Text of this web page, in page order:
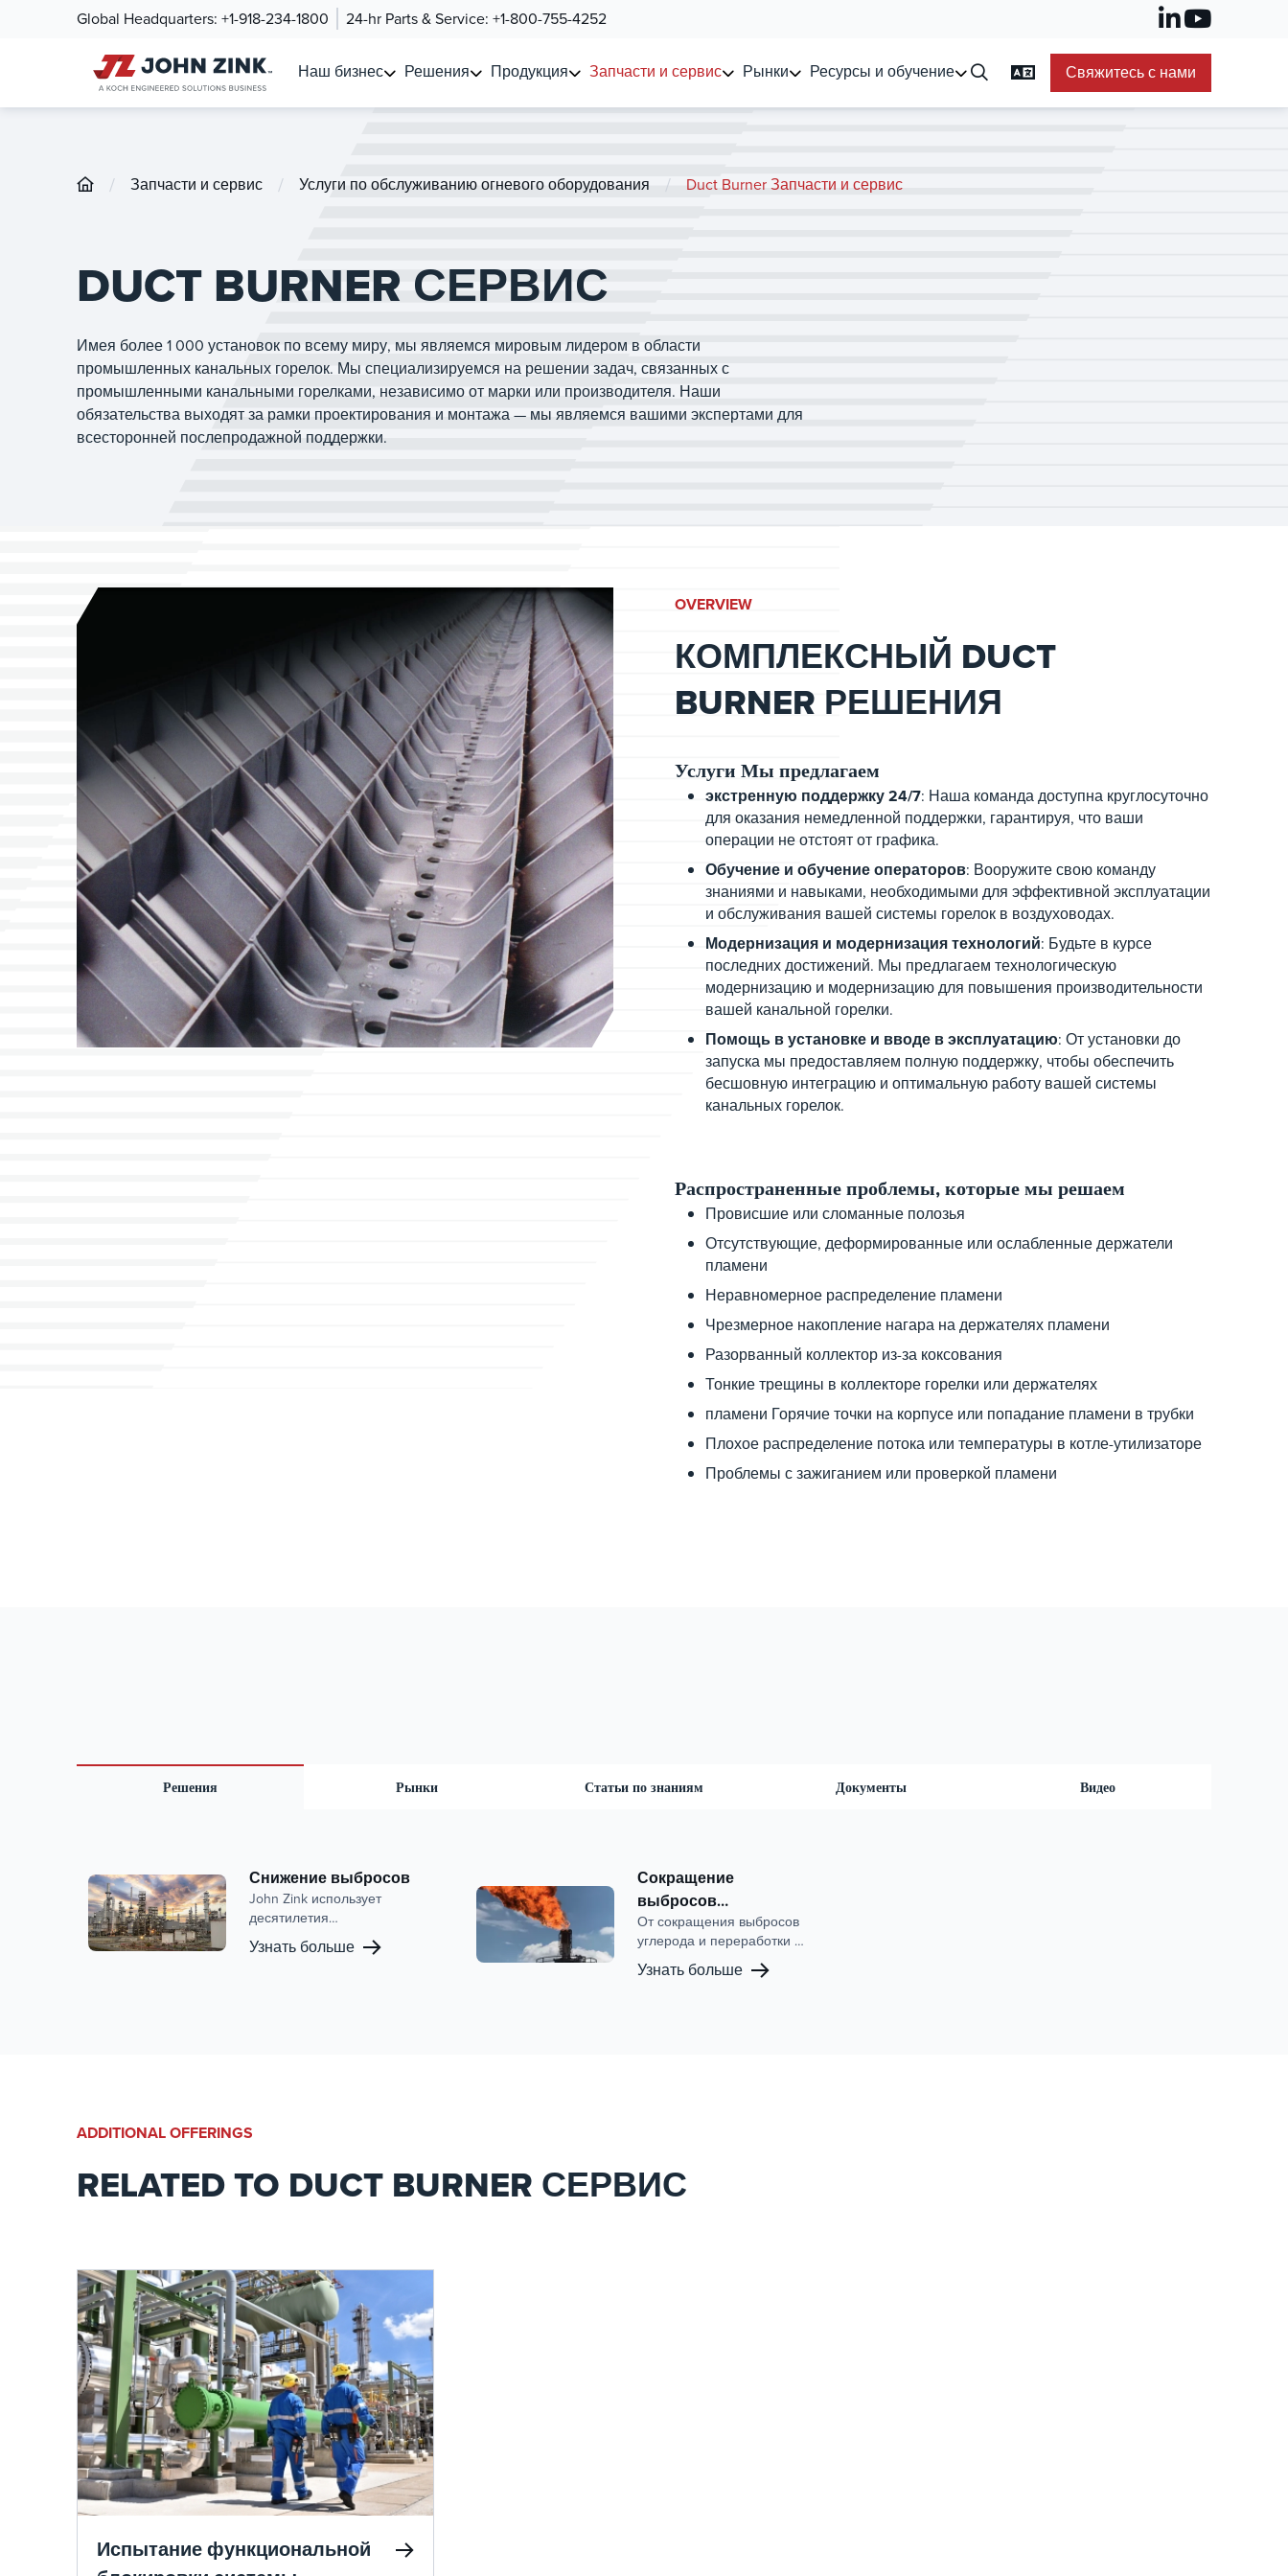
Global Headquarters: +1-918-234-1800 24-hr Parts & Service: +1-800-755-4252
Наш бизнес Решения Продукция Запчасти и сервис Рынки Ресурсы и обучение Свяжитесь с нами
/ Запчасти и сервис / Услуги по обслуживанию огневого оборудования / Duct Burner Запчасти и сервис
DUCT BURNER СЕРВИС
Имея более 1 000 установок по всему миру, мы являемся мировым лидером в области
промышленных канальных горелок. Мы специализируемся на решении задач, связанных с
промышленными канальными горелками, независимо от марки или производителя. Наши
обязательства выходят за рамки проектирования и монтажа — мы являемся вашими экспертами для
всесторонней послепродажной поддержки.
OVERVIEW
КОМПЛЕКСНЫЙ DUCT
BURNER РЕШЕНИЯ
Услуги Мы предлагаем
экстренную поддержку 24/7: Наша команда доступна круглосуточно
для оказания немедленной поддержки, гарантируя, что ваши
операции не отстоят от графика.
Обучение и обучение операторов: Вооружите свою команду
знаниями и навыками, необходимыми для эффективной эксплуатации
и обслуживания вашей системы горелок в воздуховодах.
Модернизация и модернизация технологий: Будьте в курсе
последних достижений. Мы предлагаем технологическую
модернизацию и модернизацию для повышения производительности
вашей канальной горелки.
Помощь в установке и вводе в эксплуатацию: От установки до
запуска мы предоставляем полную поддержку, чтобы обеспечить
бесшовную интеграцию и оптимальную работу вашей системы
канальных горелок.
Распространенные проблемы, которые мы решаем
Провисшие или сломанные полозья
Отсутствующие, деформированные или ослабленные держатели
пламени
Неравномерное распределение пламени
Чрезмерное накопление нагара на держателях пламени
Разорванный коллектор из-за коксования
Тонкие трещины в коллекторе горелки или держателях
пламени Горячие точки на корпусе или попадание пламени в трубки
Плохое распределение потока или температуры в котле-утилизаторе
Проблемы с зажиганием или проверкой пламени
Решения Рынки Статьи по знаниям Документы Видео
Снижение выбросов
John Zink использует
десятилетия
непревзойдённого опыта и
передовые отраслевые
экологическим нормам.
Узнать больше
Сокращение
выбросов
углекислого газа
От сокращения выбросов
углерода и переработки до
сжигания альтернативных
видов топлива с низким
Узнать больше
ADDITIONAL OFFERINGS
RELATED TO DUCT BURNER СЕРВИС
Испытание функциональной